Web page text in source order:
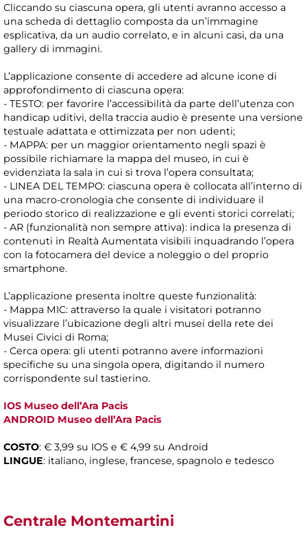
Cliccando su ciascuna opera, gli utenti avranno accesso a
una scheda di dettaglio composta da un’immagine
esplicativa, da un audio correlato, e in alcuni casi, da una
gallery di immagini.
L’applicazione consente di accedere ad alcune icone di
approfondimento di ciascuna opera:
- TESTO: per favorire l’accessibilità da parte dell’utenza con
handicap uditivi, della traccia audio è presente una versione
testuale adattata e ottimizzata per non udenti;
- MAPPA: per un maggior orientamento negli spazi è
possibile richiamare la mappa del museo, in cui è
evidenziata la sala in cui si trova l’opera consultata;
- LINEA DEL TEMPO: ciascuna opera è collocata all’interno di
una macro-cronologia che consente di individuare il
periodo storico di realizzazione e gli eventi storici correlati;
- AR (funzionalità non sempre attiva): indica la presenza di
contenuti in Realtà Aumentata visibili inquadrando l’opera
con la fotocamera del device a noleggio o del proprio
smartphone.
L’applicazione presenta inoltre queste funzionalità:
- Mappa MIC: attraverso la quale i visitatori potranno
visualizzare l’ubicazione degli altri musei della rete dei
Musei Civici di Roma;
- Cerca opera: gli utenti potranno avere informazioni
specifiche su una singola opera, digitando il numero
corrispondente sul tastierino.
IOS Museo dell’Ara Pacis
ANDROID Museo dell’Ara Pacis
COSTO: € 3,99 su IOS e € 4,99 su Android
LINGUE: italiano, inglese, francese, spagnolo e tedesco
Centrale Montemartini